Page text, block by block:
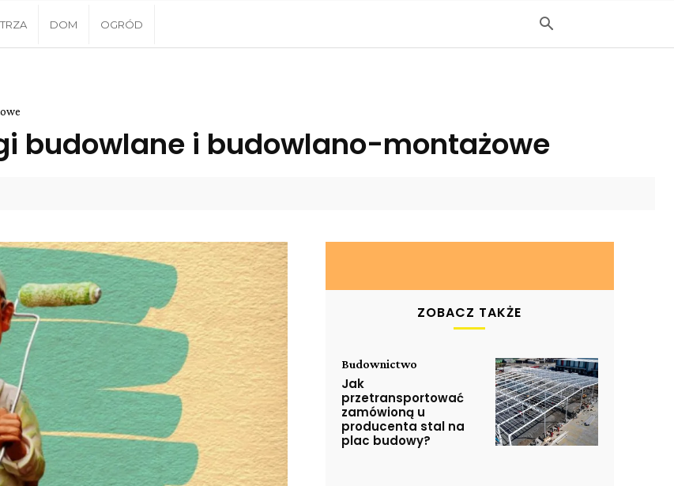
DOM OGRÓD
budowlane i budowlano-montażowe
ZOBACZ TAKŻE
Budownictwo
Jak
przetransportować
zamówioną u
producenta stal na
plac budowy?